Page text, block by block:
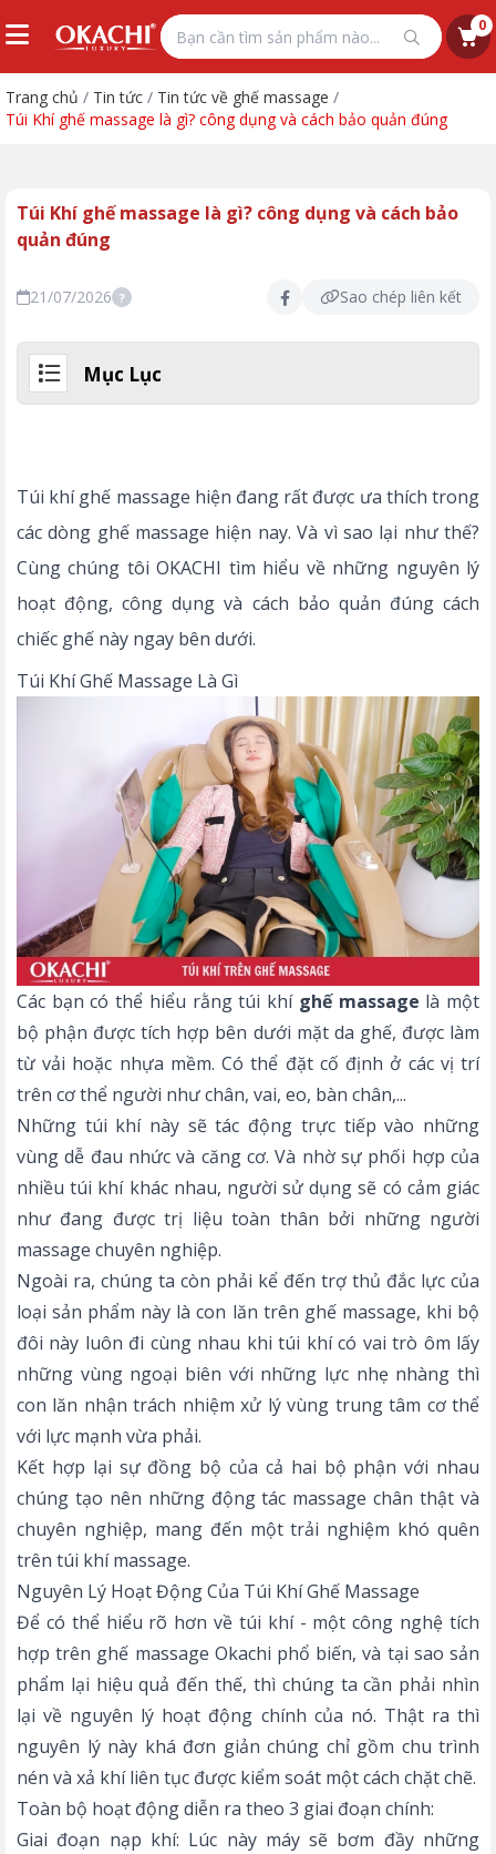
0
Trang chủ / Tin tức / Tin tức về ghế massage /
Túi Khí ghế massage là gì? công dụng và cách bảo quản đúng
Túi Khí ghế massage là gì? công dụng và cách bảo
quản đúng
21/07/2026 ? Sao chép liên kết
Mục Lục
Túi khí ghế massage hiện đang rất được ưa thích trong
các dòng ghế massage hiện nay. Và vì sao lại như thế?
Cùng chúng tôi OKACHI tìm hiểu về những nguyên lý
hoạt động, công dụng và cách bảo quản đúng cách
chiếc ghế này ngay bên dưới.
Túi Khí Ghế Massage Là Gì
Các bạn có thể hiểu rằng túi khí ghế massage là một
bộ phận được tích hợp bên dưới mặt da ghế, được làm
từ vải hoặc nhựa mềm. Có thể đặt cố định ở các vị trí
trên cơ thể người như chân, vai, eo, bàn chân,...
Những túi khí này sẽ tác động trực tiếp vào những
vùng dễ đau nhức và căng cơ. Và nhờ sự phối hợp của
nhiều túi khí khác nhau, người sử dụng sẽ có cảm giác
như đang được trị liệu toàn thân bởi những người
massage chuyên nghiệp.
Ngoài ra, chúng ta còn phải kể đến trợ thủ đắc lực của
loại sản phẩm này làcon lăn trên ghế massage, khi bộ
đôi này luôn đi cùng nhau khi túi khí có vai trò ôm lấy
những vùng ngoại biên với những lực nhẹ nhàng thì
con lăn nhận trách nhiệm xử lý vùng trung tâm cơ thể
với lực mạnh vừa phải.
Kết hợp lại sự đồng bộ của cả hai bộ phận với nhau
chúng tạo nên những động tác massage chân thật và
chuyên nghiệp, mang đến một trải nghiệm khó quên
trên túi khí massage.
Nguyên Lý Hoạt Động Của Túi Khí Ghế Massage
Để có thể hiểu rõ hơn về túi khí - mộtcông nghệ tích
hợp trên ghế massage Okachi phổ biến, và tại sao sản
phẩm lại hiệu quả đến thế, thì chúng ta cần phải nhìn
lại về nguyên lý hoạt động chính của nó. Thật ra thì
nguyên lý này khá đơn giản chúng chỉ gồm chu trình
nén và xả khí liên tục được kiểm soát một cách chặt chẽ.
Toàn bộ hoạt động diễn ra theo 3 giai đoạn chính:
Giai đoạn nạp khí: Lúc này máy sẽ bơm đầy những